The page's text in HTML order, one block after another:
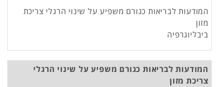
המודעות לבריאות כגורם משפיע על שינוי הרגלי צריכת
מזון
ביבליוגרפיה
המודעות לבריאות כגורם משפיע על שינוי הרגלי
צריכת מזון